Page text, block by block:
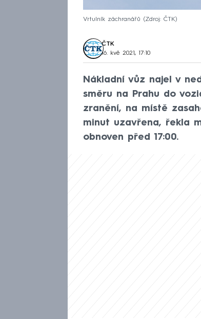
Vrtulník záchranářů Zdroj: ČTK
ČTK
16. kvě 2021, 17:10
Nákladní vůz najel v
směru na Prahu do
zranění, na místě
minut uzavřena, řekla
obnoven před 17:00.